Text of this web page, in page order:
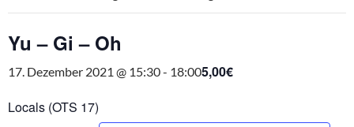
Yu – Gi – Oh
17. Dezember 2021 @ 15:30- 18:005,00€
Locals (OTS 17)